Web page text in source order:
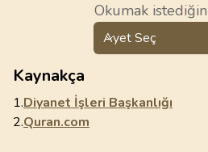
Okumak
Ayet Seç
Kaynakça
1.Diyanet İşleri Başkanlığı
2.Quran.com